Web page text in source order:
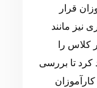
قرار
نیز مانند
کلاس را
کرد تا بررسی